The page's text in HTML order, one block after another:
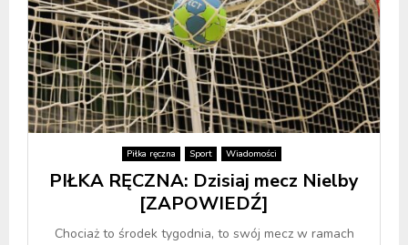
Piłka ręczna Sport Wiadomości
PIŁKA RĘCZNA: Dzisiaj mecz Nielby
[ZAPOWIEDŹ]
Chociaż to środek tygodnia, to swój mecz w ramach